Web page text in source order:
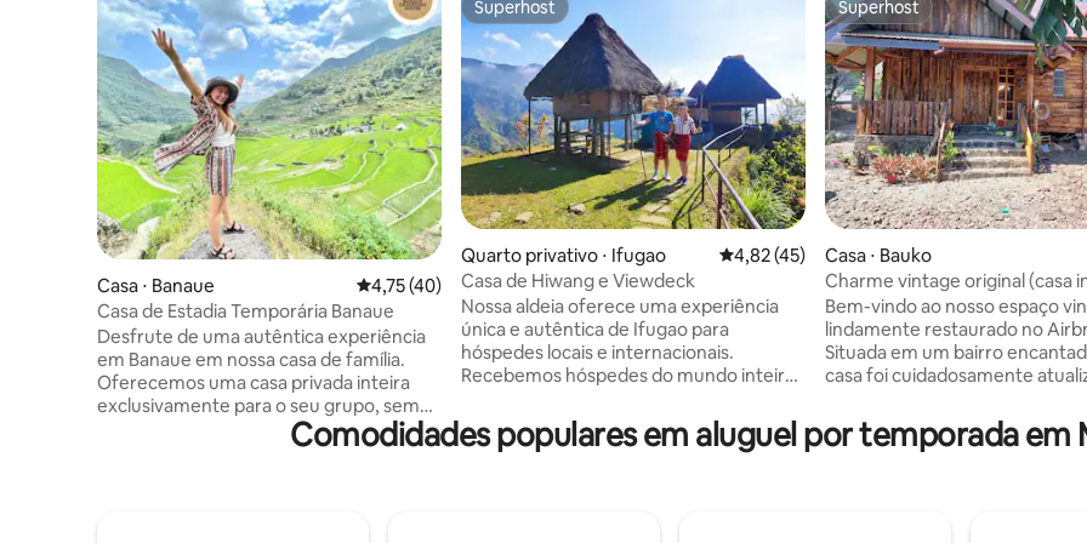
Casa ⋅ Banaue 4,75 de uma avaliação média de 5, 40 avaliações
4,75 (40)
Casa de Estadia Temporária Banaue
Desfrute de uma autêntica experiência
em Banaue em nossa casa de família.
Oferecemos uma casa privada inteira
exclusivamente para o seu grupo, sem
espaços compartilhados. O café da
manhã está disponível, mas os hóspedes
Superhost
Superhost
Quarto privativo ⋅ Ifugao 4,82 de uma avaliação média de 5, 45
4,82 (45)
Casa de Hiwang e Viewdeck
Nossa aldeia oferece uma experiência
única e autêntica de Ifugao para
hóspedes locais e internacionais.
Recebemos hóspedes do mundo inteiro
os mundialmente famosos terraços de
arroz de Banaue. Nossa pousada fica no
Superhost
Superhost
Casa ⋅ Bauko
Charme vintage original (casa
com estacionamento)
Bem-vindo ao nosso espaço
lindamente restaurado no
Situada em um bairro
casa foi cuidadosamente
tempo em que fornece
modernas que você precisa
Comodidades populares em aluguel por temporada em